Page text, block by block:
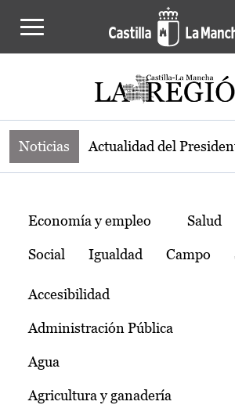
Noticias de la región
Noticias Actualidad del
Temas
Economía y empleo Salud
Social Igualdad Campo
Accesibilidad
Administración Pública
Agua
Agricultura y ganadería